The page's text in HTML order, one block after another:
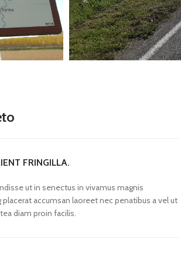
FRINGILLA.
ut in senectus in vivamus magnis
placerat accumsan laoreet nec penatibus a vel ut
diam proin facilis.